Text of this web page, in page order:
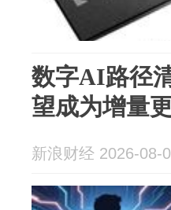
数字AI路径
望成为增量
新浪财经 2026-08-